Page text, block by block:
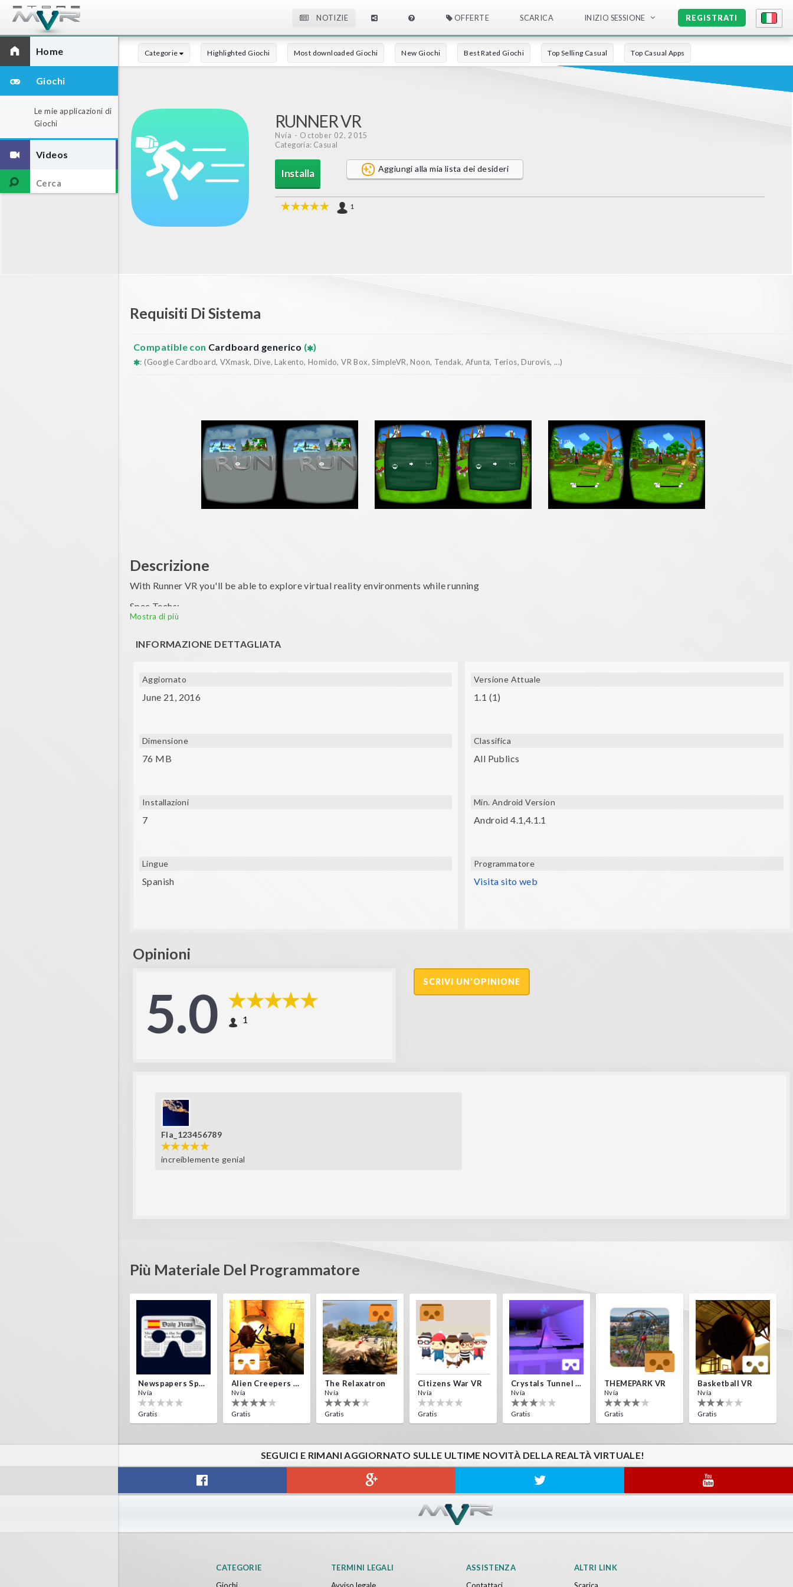
NOTIZIE OFFERTE SCARICA INIZIO SESSIONE REGISTRATI
Home
Giochi
Le mie applicazioni di
Giochi
Videos
Categorie Highlighted Giochi Most downloaded Giochi New Giochi Best Rated Giochi Top Selling Casual Top Casual Apps
RUNNER VR
Nvía - October 02, 2015
Categoria: Casual
Installa Aggiungi alla mia lista dei desideri
1
Requisiti Di Sistema
Compatible con Cardboard generico ( )
: (Google Cardboard, VXmask, Dive, Lakento, Homido, VR Box, SimpleVR, Noon, Tendak, Afunta, Terios, Durovis, ...)
Descrizione
With Runner VR you'll be able to explore virtual reality environments while running
Spec Techs:
Mostra di più
INFORMAZIONE DETTAGLIATA
Aggiornato
June 21, 2016
Dimensione
76 MB
Installazioni
7
Lingue
Spanish
Versione Attuale
1.1 (1)
Classifica
All Publics
Min. Android Version
Android 4.1,4.1.1
Programmatore
Visita sito web
Opinioni
5.0 1
SCRIVI UN'OPINIONE
Fla_123456789
increíblemente genial
Più Materiale Del Programmatore
Newspapers Spain VR
Nvía
Gratis
Alien Creepers VR
Nvía
Gratis
The Relaxatron
Nvía
Gratis
Citizens War VR
Nvía
Gratis
Crystals Tunnel VR
Nvía
Gratis
THEMEPARK VR
Nvía
Gratis
Basketball VR
Nvía
Gratis
SEGUICI E RIMANI AGGIORNATO SULLE ULTIME NOVITÀ DELLA REALTÀ VIRTUALE!
CATEGORIE
TERMINI LEGALI
ASSISTENZA
ALTRI LINK